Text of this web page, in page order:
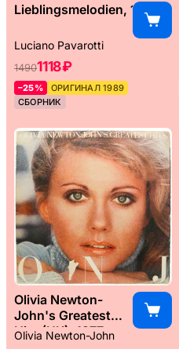
Lieblingsmelodien, 1989
Luciano Pavarotti
14901118 ₽
–25%
ОРИГИНАЛ 1989
СБОРНИК
Olivia Newton-
John's Greatest
Hits (UK), 1977
Olivia Newton-John